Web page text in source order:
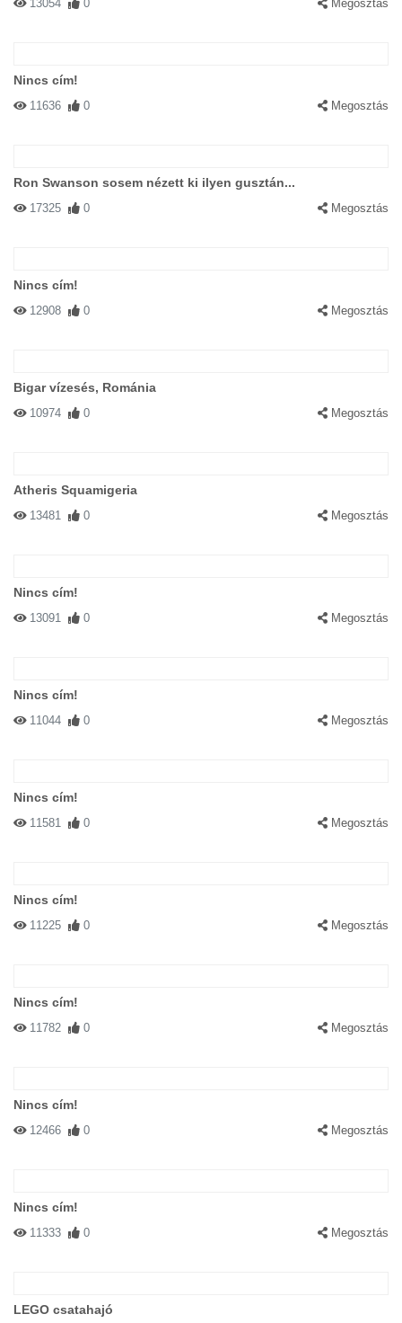
13054 0 Megosztás
Nincs cím!
11636 0 Megosztás
Ron Swanson sosem nézett ki ilyen gusztán...
17325 0 Megosztás
Nincs cím!
12908 0 Megosztás
Bigar vízesés, Románia
10974 0 Megosztás
Atheris Squamigeria
13481 0 Megosztás
Nincs cím!
13091 0 Megosztás
Nincs cím!
11044 0 Megosztás
Nincs cím!
11581 0 Megosztás
Nincs cím!
11225 0 Megosztás
Nincs cím!
11782 0 Megosztás
Nincs cím!
12466 0 Megosztás
Nincs cím!
11333 0 Megosztás
LEGO csatahajó